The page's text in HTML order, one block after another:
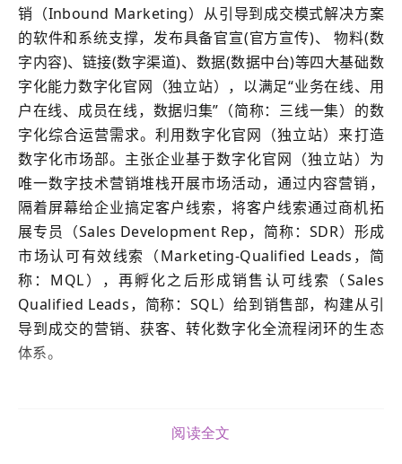
销（Inbound Marketing）从引导到成交模式解决方案
的软件和系统支撑，发布具备官宣(官方宣传)、 物料(数
字内容)、链接(数字渠道)、数据(数据中台)等四大基础数
字化能力数字化官网（独立站），以满足“业务在线、用
户在线、成员在线，数据归集”（简称：三线一集）的数
字化综合运营需求。利用数字化官网（独立站）来打造
数字化市场部。主张企业基于数字化官网（独立站）为
唯一数字技术营销堆栈开展市场活动，通过内容营销，
隔着屏幕给企业搞定客户线索，将客户线索通过商机拓
展专员（Sales Development Rep，简称：SDR）形成
市场认可有效线索（Marketing-Qualified Leads，简
称：MQL），再孵化之后形成销售认可线索（Sales
Qualified Leads，简称：SQL）给到销售部，构建从引
导到成交的营销、获客、转化数字化全流程闭环的生态
体系。
提升品牌存在与影响力需求，“规模以上”，有市场部门
阅读全文